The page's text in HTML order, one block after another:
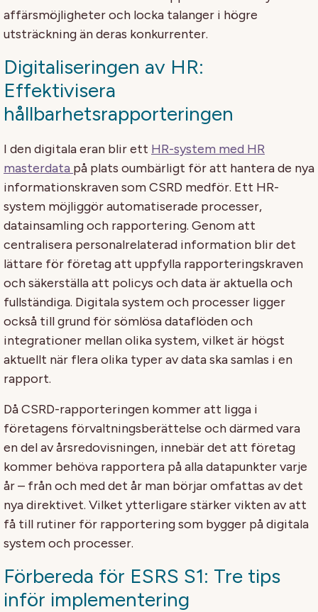
affärsmöjligheter och locka talanger i högre
utsträckning än deras konkurrenter.
Digitaliseringen av HR:
Effektivisera
hållbarhetsrapporteringen
I den digitala eran blir ett HR-system med HR
masterdata på plats oumbärligt för att hantera de nya
informationskraven som CSRD medför. Ett HR-
system möjliggör automatiserade processer,
datainsamling och rapportering. Genom att
centralisera personalrelaterad information blir det
lättare för företag att uppfylla rapporteringskraven
och säkerställa att policys och data är aktuella och
fullständiga. Digitala system och processer ligger
också till grund för sömlösa dataflöden och
integrationer mellan olika system, vilket är högst
aktuellt när flera olika typer av data ska samlas i en
rapport.
Då CSRD-rapporteringen kommer att ligga i
företagens förvaltningsberättelse och därmed vara
en del av årsredovisningen, innebär det att företag
kommer behöva rapportera på alla datapunkter varje
år – från och med det år man börjar omfattas av det
nya direktivet. Vilket ytterligare stärker vikten av att
få till rutiner för rapportering som bygger på digitala
system och processer.
Förbereda för ESRS S1: Tre tips
inför implementering